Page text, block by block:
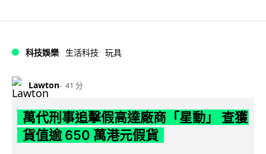
科技娛樂 生活科技 玩具
Lawton 41 分
萬代刑事追擊假高達廠商「星動」 查獲
貨值逾 650 萬港元假貨